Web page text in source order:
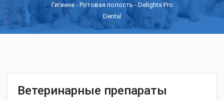
Гигиена - Ротовая полость - Delights Pro
Dental
Ветеринарные препараты